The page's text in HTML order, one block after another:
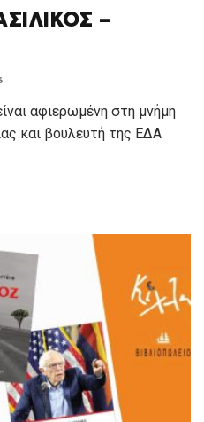
–
αφιερωμένη στη μνήμη
και βουλευτή της ΕΔΑ